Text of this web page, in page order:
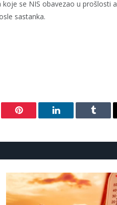
se NIS obavezao u prošlosti a
sastanka.
Pinterest LinkedIn